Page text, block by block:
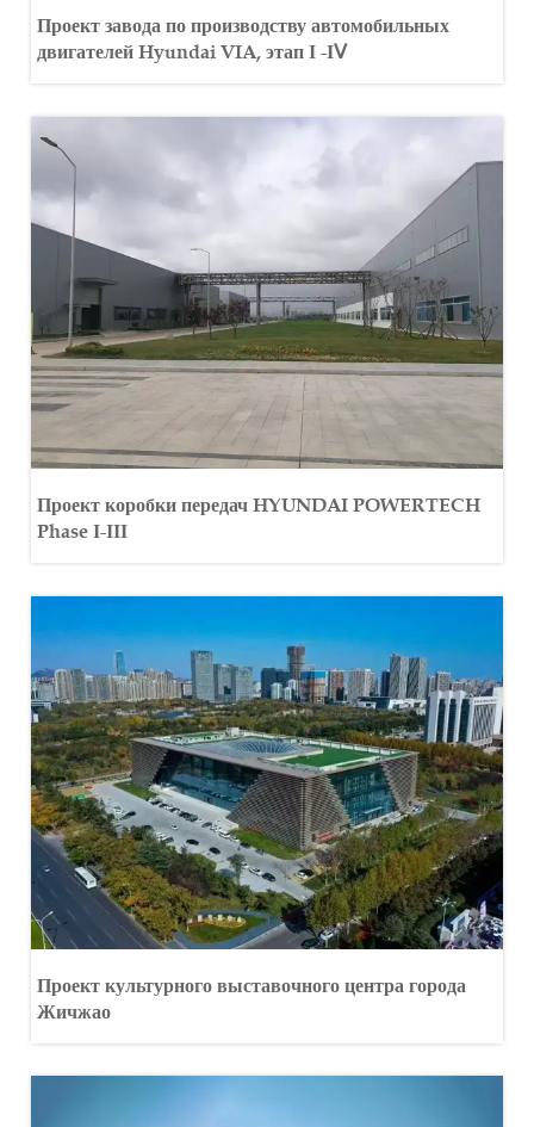
Проект завода по производству автомобильных
двигателей Hyundai VIA, этап Ι -ΙⅤ
Проект коробки передач HYUNDAI POWERTECH
Phase Ι-ΙΙΙ
Проект культурного выставочного центра города
Жичжао